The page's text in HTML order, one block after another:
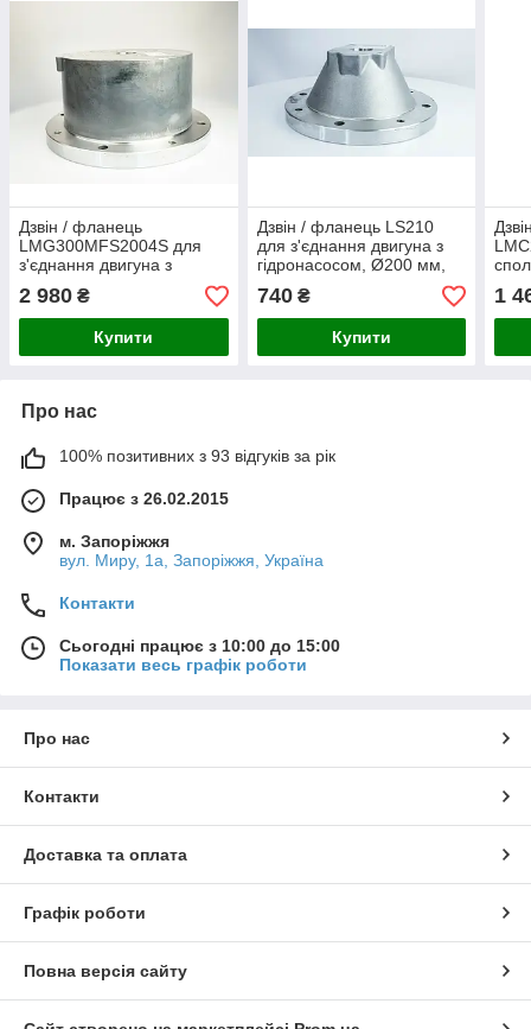
Дзвін / фланець
LMG300MFS2004S для
з'єднання двигуна з
насосом, Ø300 мм,
габарит двигун. 132, гр.
насоса 2
2 980 ₴
Купити
Дзвін / фланець LS210
для з'єднання двигуна з
гідронасосом, Ø200 мм,
гр. насоса 0.5, двигун
габариту 80
740₴
Купити
1
Про нас
100% позитивних з 93 відгуків за рік
Працює з 26.02.2015
м. Запоріжжя
вул. Миру, 1а, Запоріжжя, Україна
Контакти
Сьогодні працює з 10:00 до 15:00
Показати весь графік роботи
Про нас
Контакти
Доставка та оплата
Графік роботи
Повна версія сайту